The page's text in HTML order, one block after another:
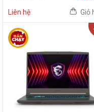
Liên hệ Giỏ